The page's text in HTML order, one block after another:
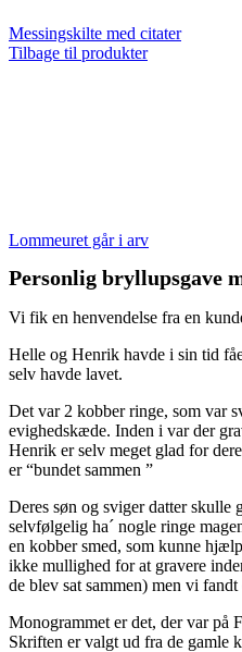
Messingskilte med citater
Tilbage til produkter
Lommeuret går i arv
Personlig bryllupsgave
Vi fik en henvendelse fra en
Helle og Henrik havde i sin tid
selv havde lavet.
Det var 2 kobber ringe, som var
evighedskæde. Inden i var der
Henrik er selv meget glad for
er “bundet sammen ”
Deres søn og sviger datter skulle
selvfølgelig ha´ nogle ringe
en kobber smed, som kunne
ikke mullighed for at gravere
de blev sat sammen) men vi
Monogrammet er det, der var på
Skriften er valgt ud fra de gamle